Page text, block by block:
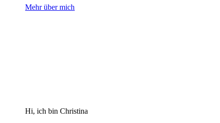
Mehr über mich
Hi, ich bin Christina